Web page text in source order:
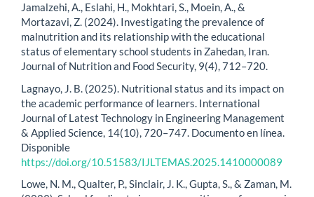
Jamalzehi, A., Eslahi, H., Mokhtari, S., Moein, A., &
Mortazavi, Z. (2024). Investigating the prevalence of
malnutrition and its relationship with the educational
status of elementary school students in Zahedan, Iran.
Journal of Nutrition and Food Security, 9(4), 712–720.
Lagnayo, J. B. (2025). Nutritional status and its impact on
the academic performance of learners. International
Journal of Latest Technology in Engineering Management
& Applied Science, 14(10), 720–747. Documento en línea.
Disponible
https://doi.org/10.51583/IJLTEMAS.2025.1410000089
Lowe, N. M., Qualter, P., Sinclair, J. K., Gupta, S., & Zaman, M.